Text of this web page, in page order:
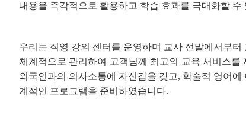
내용을 즉각적으로 활용하고 학습 효과를 극대화할 수
우리는 직영 강의 센터를 운영하며 교사 선발에서부
체계적으로 관리하여 고객님께 최고의 교육 서비스를
외국인과의 의사소통에 자신감을 갖고, 학술적 영어에
계적인 프로그램을 준비하였습니다.